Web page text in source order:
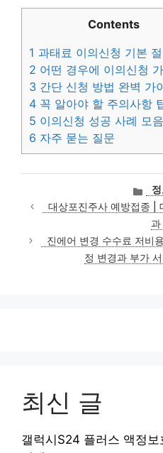
Contents
1 과태료 이의신청 기본
2 어떤 경우에 이의신청
3 간단 신청 방법 완벽 가
4 꼭 알아야 할 주의사항
5 이의신청 성공 사례 모음
6 자주 묻는 질문
카
테
고
리
대상포진주사 예방접종 |
과
진에어 변경 수수료 저비
정 변경과 부가
최신 글
갤럭시S24 플러스 액정